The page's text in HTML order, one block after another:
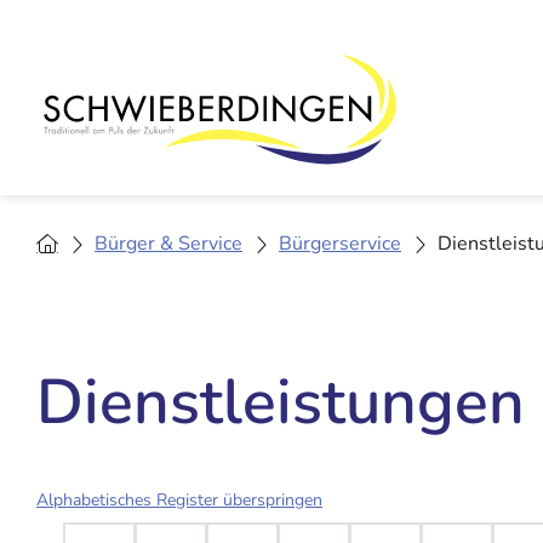
Bürger & Service Bürgerservice
Dienstleistungen
Alphabetisches Register überspringen